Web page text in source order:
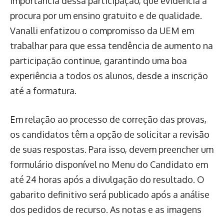
procura por um ensino gratuito e de qualidade.
Vanalli enfatizou o compromisso da UEM em
trabalhar para que essa tendência de aumento na
participação continue, garantindo uma boa
experiência a todos os alunos, desde a inscrição
até a formatura.
Em relação ao processo de correção das provas,
os candidatos têm a opção de solicitar a revisão
de suas respostas. Para isso, devem preencher um
formulário disponível no Menu do Candidato em
até 24 horas após a divulgação do resultado. O
gabarito definitivo será publicado após a análise
dos pedidos de recurso. As notas e as imagens